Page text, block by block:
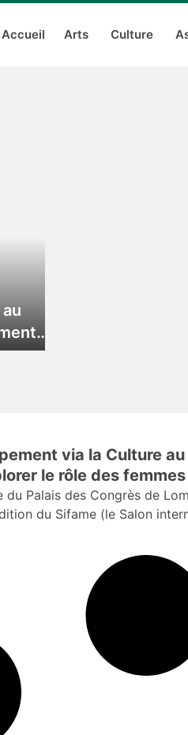
Accueil Arts Culture
via la Culture
le rôle des femmes
du Palais des Congrès de
du Sifame (le Salon